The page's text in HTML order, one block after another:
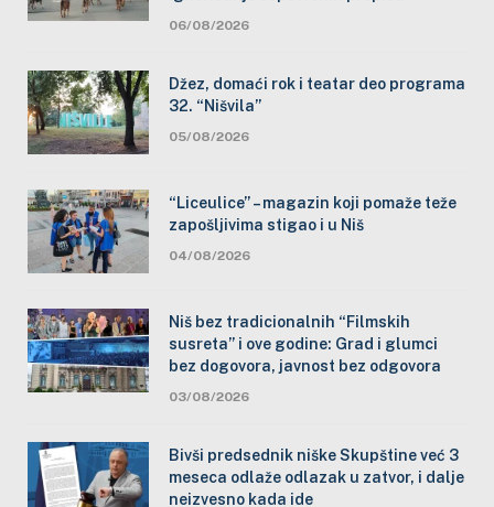
06/08/2026
Džez, domaći rok i teatar deo programa
32. “Nišvila”
05/08/2026
“Liceulice” – magazin koji pomaže teže
zapošljivima stigao i u Niš
04/08/2026
Niš bez tradicionalnih “Filmskih
susreta” i ove godine: Grad i glumci
bez dogovora, javnost bez odgovora
03/08/2026
Bivši predsednik niške Skupštine već 3
meseca odlaže odlazak u zatvor, i dalje
neizvesno kada ide